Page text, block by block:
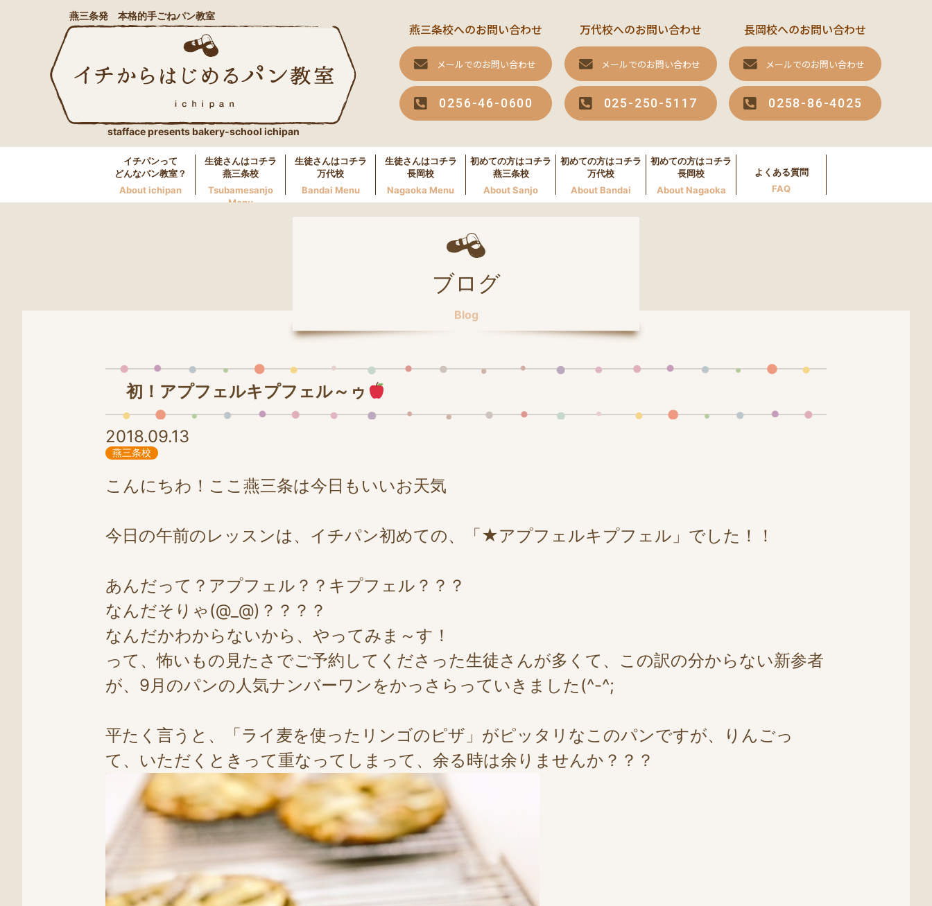
燕三条発 本格的手ごねパン教室
stafface presents bakery-school ichipan
燕三条校へのお問い合わせ
メールでのお問い合わせ
0256-46-0600
万代校へのお問い合わせ
メールでのお問い合わせ
025-250-5117
長岡校へのお問い合わせ
メールでのお問い合わせ
0258-86-4025
イチパンって
どんなパン教室？
About ichipan
生徒さんはコチラ
燕三条校
Tsubamesanjo
Menu
生徒さんはコチラ
万代校
Bandai Menu
生徒さんはコチラ
長岡校
Nagaoka Menu
初めての方はコチラ
燕三条校
About Sanjo
初めての方はコチラ
万代校
About Bandai
初めての方はコチラ
長岡校
About Nagaoka
よくある質問
FAQ
ブログ
Blog
初！アプフェルキプフェル～ゥ
2018.09.13
燕三条校
こんにちわ！ここ燕三条は今日もいいお天気
今日の午前のレッスンは、イチパン初めての、「★アプフェルキプフェル」でした！！
あんだって？アプフェル？？キプフェル？？？
なんだそりゃ(@_@)？？？？
なんだかわからないから、やってみま～す！
って、怖いもの見たさでご予約してくださった生徒さんが多くて、この訳の分からない新参者
が、9月のパンの人気ナンバーワンをかっさらっていきました(^-^;
平たく言うと、「ライ麦を使ったリンゴのピザ」がピッタリなこのパンですが、りんごっ
て、いただくときって重なってしまって、余る時は余りませんか？？？